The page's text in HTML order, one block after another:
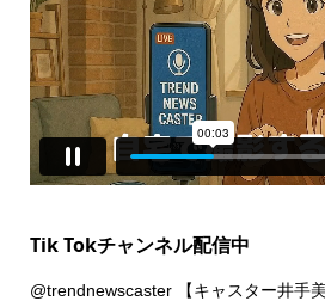
Tik Tokチャンネル配信中
@trendnewscaster【キャスター井手